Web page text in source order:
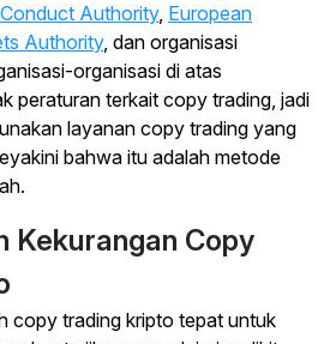
Authority, European
Authority, dan organisasi
organisasi di atas
peraturan terkait copy trading, jadi
layanan copy trading yang
bahwa itu adalah metode
Kekurangan Copy
copy trading kripto tepat untuk